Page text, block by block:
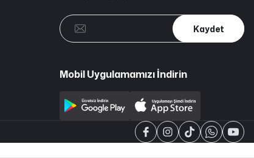
Kaydet
Mobil Uygulamamızı İndirin